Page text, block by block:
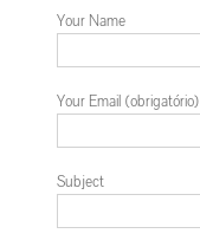
Your Name
Your Email (obrigatório)
Subject